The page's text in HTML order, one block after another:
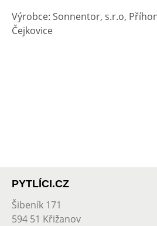
Výrobce: Sonnentor, s.r.o,
Čejkovice
PYTLÍCI.CZ
Šibeník 171
594 51 Křižanov